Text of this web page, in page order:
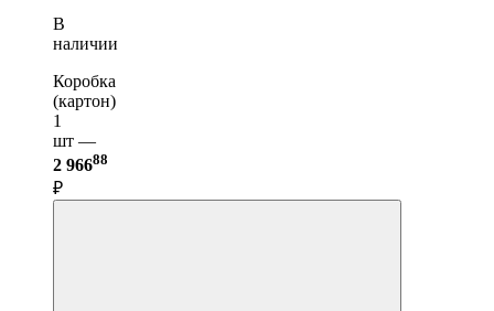
В
наличии
Коробка
(картон)
1
шт —
2 96688
₽